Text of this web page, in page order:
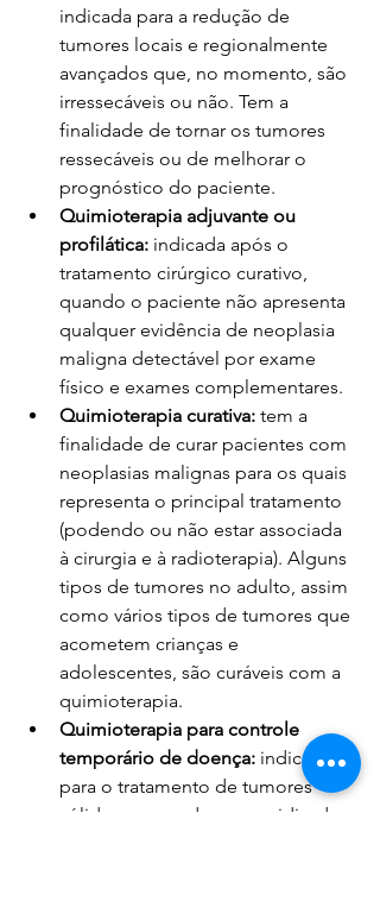
indicada para a redução de
tumores locais e regionalmente
avançados que, no momento, são
irressecáveis ou não. Tem a
finalidade de tornar os tumores
ressecáveis ou de melhorar o
prognóstico do paciente.
Quimioterapia adjuvante ou
profilática: indicada após o
tratamento cirúrgico curativo,
quando o paciente não apresenta
qualquer evidência de neoplasia
maligna detectável por exame
físico e exames complementares.
Quimioterapia curativa: tem a
finalidade de curar pacientes com
neoplasias malignas para os quais
representa o principal tratamento
(podendo ou não estar associada
à cirurgia e à radioterapia). Alguns
tipos de tumores no adulto, assim
como vários tipos de tumores que
acometem crianças e
adolescentes, são curáveis com a
quimioterapia.
Quimioterapia para controle
temporário de doença: indicada
para o tratamento de tumores
sólidos, avançados ou recidivados